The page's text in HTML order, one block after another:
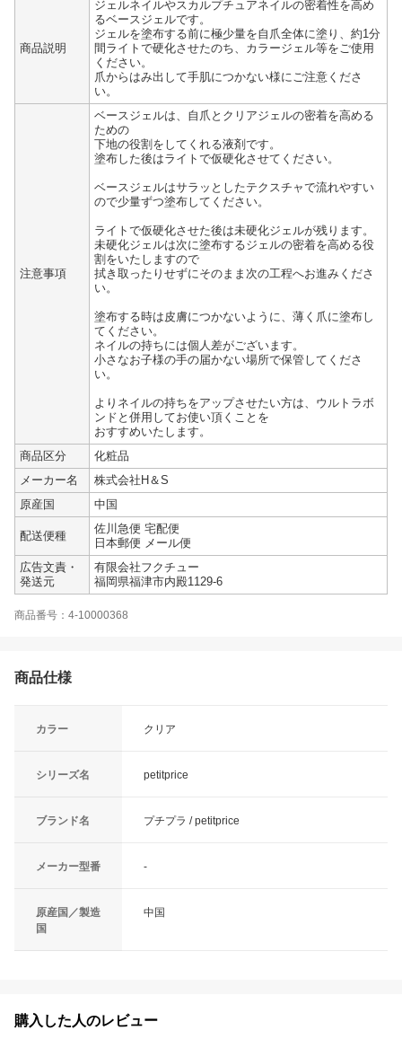
商品説明
ジェルネイルやスカルプチュアネイルの密着性を高め
るベースジェルです。
ジェルを塗布する前に極少量を自爪全体に塗り、約1分
間ライトで硬化させたのち、カラージェル等をご使用
ください。
爪からはみ出して手肌につかない様にご注意くださ
い。
注意事項
ベースジェルは、自爪とクリアジェルの密着を高める
ための
下地の役割をしてくれる液剤です。
塗布した後はライトで仮硬化させてください。
ベースジェルはサラッとしたテクスチャで流れやすい
ので少量ずつ塗布してください。
ライトで仮硬化させた後は未硬化ジェルが残ります。
未硬化ジェルは次に塗布するジェルの密着を高める役
割をいたしますので
拭き取ったりせずにそのまま次の工程へお進みくださ
い。
塗布する時は皮膚につかないように、薄く爪に塗布し
てください。
ネイルの持ちには個人差がございます。
小さなお子様の手の届かない場所で保管してくださ
い。
よりネイルの持ちをアップさせたい方は、ウルトラボ
ンドと併用してお使い頂くことを
おすすめいたします。
商品区分
化粧品
メーカー名
株式会社H＆S
原産国
中国
配送便種
佐川急便 宅配便
日本郵便 メール便
広告文責・
発送元
有限会社フクチュー
福岡県福津市内殿1129-6
商品番号：4-10000368
商品仕様
カラー クリア
シリーズ名 petitprice
ブランド名 プチプラ / petitprice
メーカー型番 -
原産国／製造
国
中国
購入した人のレビュー